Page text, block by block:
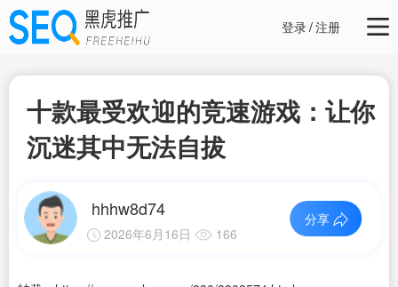
登录/注册
十款最受欢迎的竞速游戏：让你
沉迷其中无法自拔
hhhw8d74
2026年6月16日 166
分享